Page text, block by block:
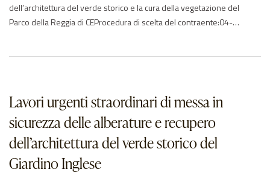
dell’architettura del verde storico e la cura della vegetazione del
Parco della Reggia di CEProcedura di scelta del contraente:04-
partecipantiangeloni angelo s.r.l. – ITANGIOLETTO…
Lavori urgenti straordinari di messa in
sicurezza delle alberature e recupero
dell’architettura del verde storico del
Giardino Inglese